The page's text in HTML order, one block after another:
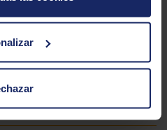
Duro